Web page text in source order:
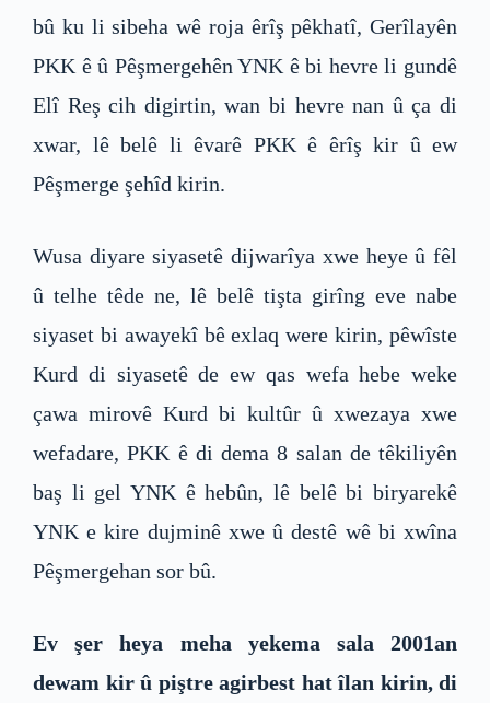
bû ku li sibeha wê roja êrîş pêkhatî, Gerîlayên
PKK ê û Pêşmergehên YNK ê bi hevre li gundê
Elî Reş cih digirtin, wan bi hevre nan û ça di
xwar, lê belê li êvarê PKK ê êrîş kir û ew
Pêşmerge şehîd kirin.
Wusa diyare siyasetê dijwarîya xwe heye û fêl
û telhe têde ne, lê belê tişta girîng eve nabe
siyaset bi awayekî bê exlaq were kirin, pêwîste
Kurd di siyasetê de ew qas wefa hebe weke
çawa mirovê Kurd bi kultûr û xwezaya xwe
wefadare, PKK ê di dema 8 salan de têkiliyên
baş li gel YNK ê hebûn, lê belê bi biryarekê
YNK e kire dujminê xwe û destê wê bi xwîna
Pêşmergehan sor bû.
Ev şer heya meha yekema sala 2001an
dewam kir û piştre agirbest hat îlan kirin, di